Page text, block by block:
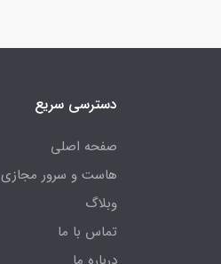
دسترسی سریع
صفحه اصلی
هاست و سرور مجازی
وبلاگ
تماس با ما